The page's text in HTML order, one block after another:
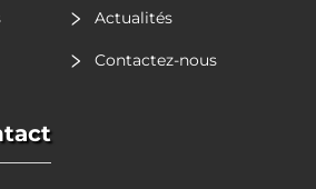
Actualités
Contactez-nous